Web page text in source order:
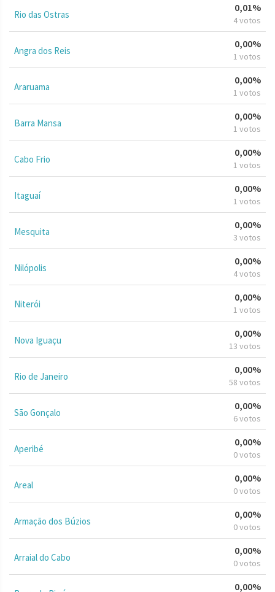
Rio das Ostras
0,01%
4 votos
Angra dos Reis
0,00%
1 votos
Araruama
0,00%
1 votos
Barra Mansa
0,00%
1 votos
Cabo Frio
0,00%
1 votos
Itaguaí
0,00%
1 votos
Mesquita
0,00%
3 votos
Nilópolis
0,00%
4 votos
Niterói
0,00%
1 votos
Nova Iguaçu
0,00%
13 votos
Rio de Janeiro
0,00%
58 votos
São Gonçalo
0,00%
6 votos
Aperibé
0,00%
0 votos
Areal
0,00%
0 votos
Armação dos Búzios
0,00%
0 votos
Arraial do Cabo
0,00%
0 votos
0,00%